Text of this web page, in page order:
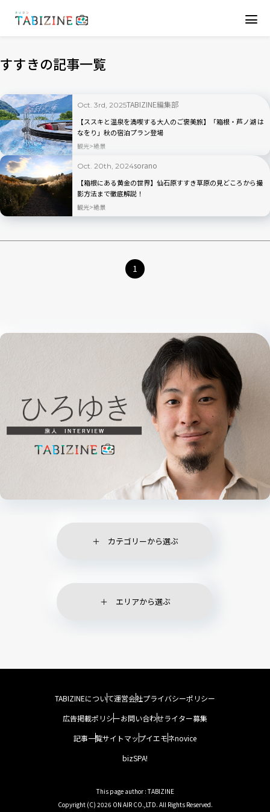
すすきの記事一覧
Oct. 3rd, 2025TABIZINE編集部
【ススキと温泉を満喫する大人のご褒美旅】「箱根・芦ノ湖 は
なをり」秋の宿泊プラン登場
観光 絶景
Oct. 20th, 2024sorano
【箱根にある黄金の世界】仙石原すすき草原の見どころから撮
影方法まで徹底解説！
観光 絶景
1
カテゴリーから選ぶ
エリアから選ぶ
TABIZINEについて運営会社プライバシーポリシー
広告掲載ポリシーお問い合わせライター募集
記事一覧サイトマップイエモネnovice
bizSPA!
This page author : TABIZINE
Copyright (C) 2026 ON AIR CO.,LTD. All Rights Reserved.